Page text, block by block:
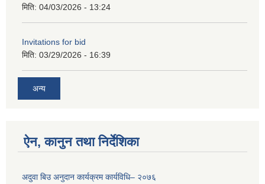
मिति: 04/03/2026 - 13:24
Invitations for bid
मिति: 03/29/2026 - 16:39
अन्य
ऐन, कानुन तथा निर्देशिका
अदुवा बिउ अनुदान कार्यक्रम कार्यविधि– २०७६